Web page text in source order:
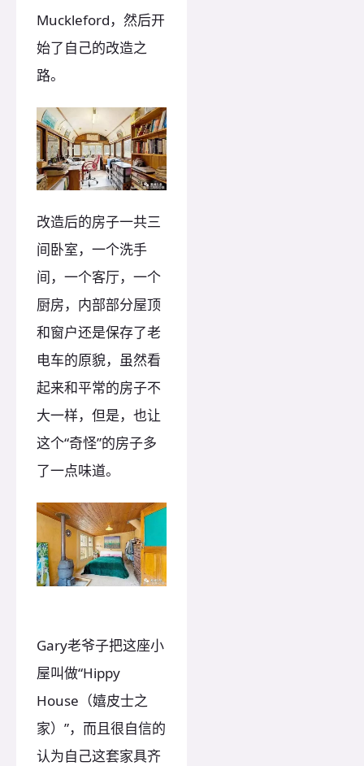
Muckleford，然后开
始了自己的改造之
路。
改造后的房子一共三
间卧室，一个洗手
间，一个客厅，一个
厨房，内部部分屋顶
和窗户还是保存了老
电车的原貌，虽然看
起来和平常的房子不
大一样，但是，也让
这个“奇怪”的房子多
了一点味道。
Gary老爷子把这座小
屋叫做“Hippy
House（嬉皮士之
家）”，而且很自信的
认为自己这套家具齐